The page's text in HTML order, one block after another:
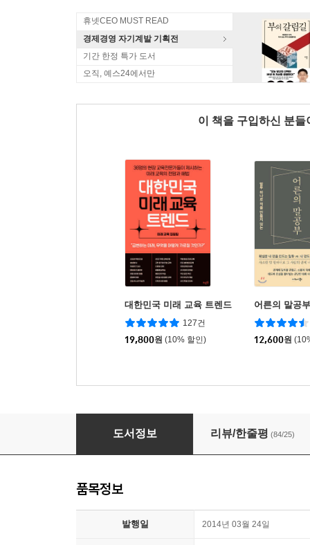
휴넷CEO MUST READ
경제경영 자기계발 기획전
기간 한정 특가 도서
오직, 예스24에서만
이 책을 구입하신 분
대한민국 미래 교육 트렌드
127건
19,800원 (10% 할인)
어른의 말공부
12,600원
도서정보 리뷰/한줄평 (84/25)
품목정보
발행일 2014년 03월 24일